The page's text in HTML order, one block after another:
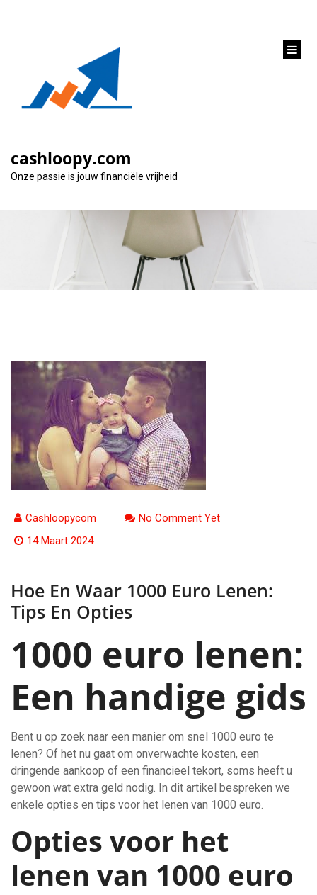
cashloopy.com
Onze passie is jouw financiële vrijheid
Hoe en waar 1000
euro lenen: Tips en
opties
Cashloopycom
No Comment Yet
14 Maart 2024
Hoe En Waar 1000 Euro Lenen:
Tips En Opties
1000 euro lenen:
Een handige gids
Bent u op zoek naar een manier om snel 1000 euro te
lenen? Of het nu gaat om onverwachte kosten, een
dringende aankoop of een financieel tekort, soms heeft u
gewoon wat extra geld nodig. In dit artikel bespreken we
enkele opties en tips voor het lenen van 1000 euro.
Opties voor het
lenen van 1000 euro